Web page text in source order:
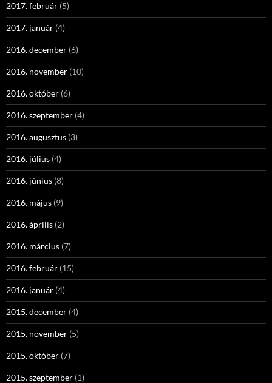
2017. február (5)
2017. január (4)
2016. december (6)
2016. november (10)
2016. október (6)
2016. szeptember (4)
2016. augusztus (3)
2016. július (4)
2016. június (8)
2016. május (9)
2016. április (2)
2016. március (7)
2016. február (15)
2016. január (4)
2015. december (4)
2015. november (5)
2015. október (7)
2015. szeptember (1)